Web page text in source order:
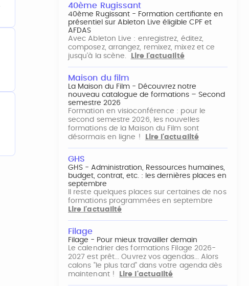
40ème Rugissant
40ème Rugissant - Formation certifiante en
présentiel sur Ableton Live éligible CPF et
AFDAS
Avec Ableton Live : enregistrez, éditez,
composez, arrangez, remixez, mixez et ce
jusqu'à la scène.
Lire l'actualité
Maison du film
La Maison du Film - Découvrez notre
nouveau catalogue de formations – Second
semestre 2026
Formation en visioconférence : pour le
second semestre 2026, les nouvelles
formations de la Maison du Film sont
désormais en ligne !
Lire l'actualité
GHS
GHS - Administration, Ressources humaines,
budget, contrat, etc. : les dernières places en
septembre
Il reste quelques places sur certaines de nos
formations programmées en septembre
Lire l'actualité
Filage
Filage - Pour mieux travailler demain
Le calendrier des formations Filage 2026-
2027 est prêt... Ouvrez vos agendas... Alors
calons "le plus tard" dans votre agenda dès
maintenant !
Lire l'actualité